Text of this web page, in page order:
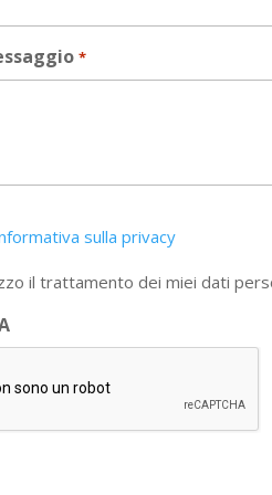
*
sulla privacy
il trattamento dei miei dati